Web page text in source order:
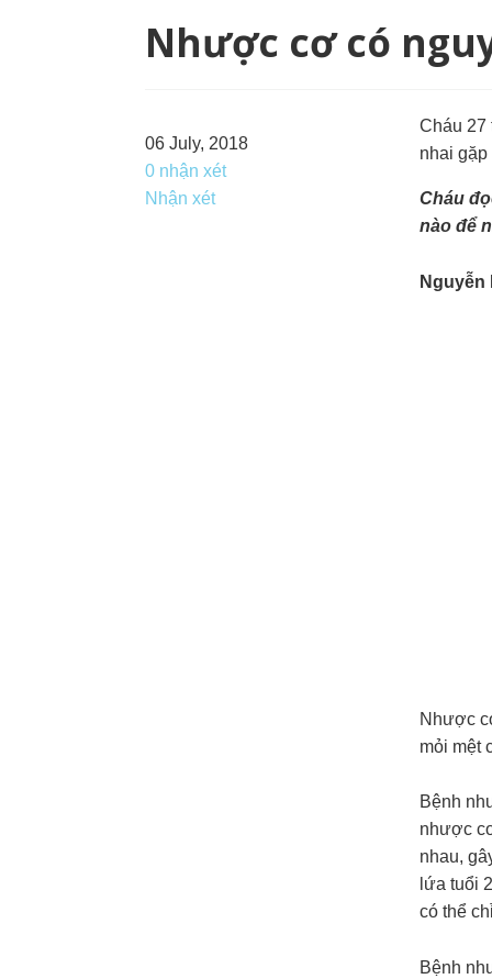
Nhược cơ có
06 July, 2018
0 nhận xét
Nhận xét
Cháu 27
nhai gặp
Cháu
nào để
Nguyễn
Nhược
mỏi mệt
Bệnh
nhược
nhau,
lứa tuổi
có thể
Bệnh